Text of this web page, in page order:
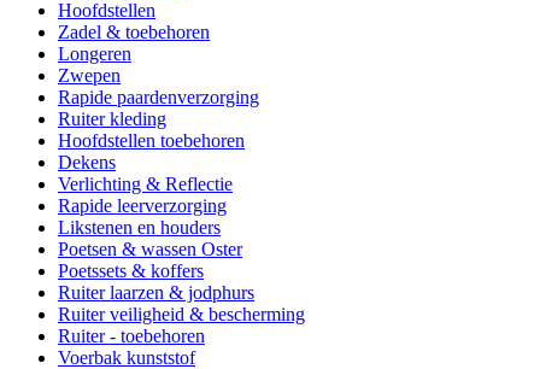
Hoofdstellen
Zadel & toebehoren
Longeren
Zwepen
Rapide paardenverzorging
Ruiter kleding
Hoofdstellen toebehoren
Dekens
Verlichting & Reflectie
Rapide leerverzorging
Likstenen en houders
Poetsen & wassen Oster
Poetssets & koffers
Ruiter laarzen & jodphurs
Ruiter veiligheid & bescherming
Ruiter - toebehoren
Voerbak kunststof